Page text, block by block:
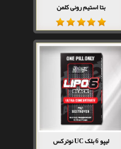
بتا استیم رونی کلمن
لیپو 6 بلک UC نوترکس